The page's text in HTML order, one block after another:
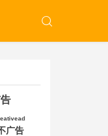
广告